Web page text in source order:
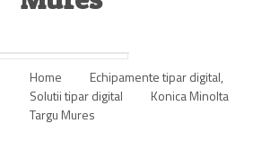
Home Echipamente tipar digital,
Solutii tipar digital
Konica Minolta
Targu Mures